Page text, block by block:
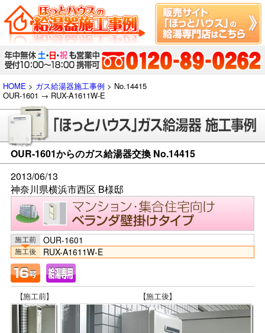
HOME > ガス給湯器施工事例 > No.14415
OUR-1601 → RUX-A1611W-E
OUR-1601からのガス給湯器交換 No.14415
2013/06/13
神奈川県横浜市西区 B様邸
OUR-1601
RUX-A1611W-E